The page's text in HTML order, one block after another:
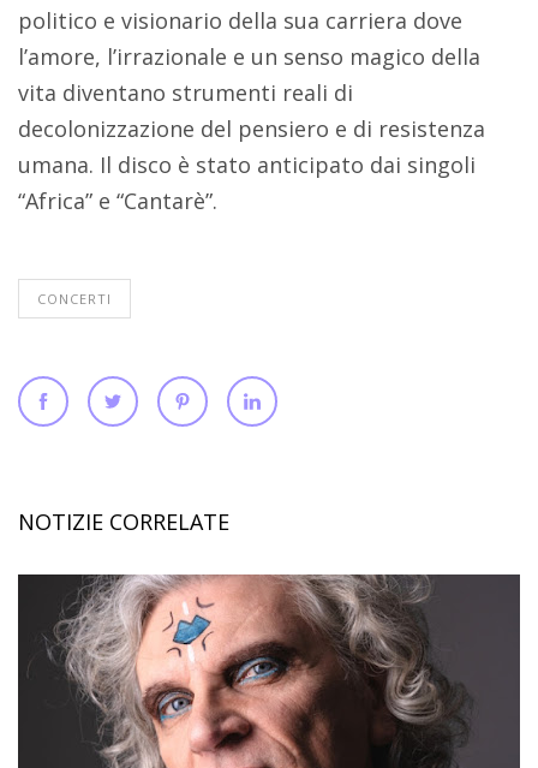
politico e visionario della sua carriera dove
l’amore, l’irrazionale e un senso magico della
vita diventano strumenti reali di
decolonizzazione del pensiero e di resistenza
umana. Il disco è stato anticipato dai singoli
“Africa” e “Cantarè”.
CONCERTI
NOTIZIE CORRELATE